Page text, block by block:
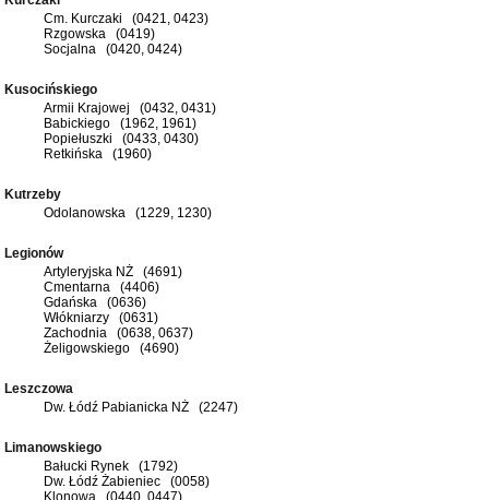
Cm. Kurczaki (0421, 0423)
Rzgowska (0419)
Socjalna (0420, 0424)
Kusocińskiego
Armii Krajowej (0432, 0431)
Babickiego (1962, 1961)
Popiełuszki (0433, 0430)
Retkińska (1960)
Kutrzeby
Odolanowska (1229, 1230)
Legionów
Artyleryjska NŻ (4691)
Cmentarna (4406)
Gdańska (0636)
Włókniarzy (0631)
Zachodnia (0638, 0637)
Żeligowskiego (4690)
Leszczowa
Dw. Łódź Pabianicka NŻ (2247)
Limanowskiego
Bałucki Rynek (1792)
Dw. Łódź Żabieniec (0058)
Klonowa (0440, 0447)